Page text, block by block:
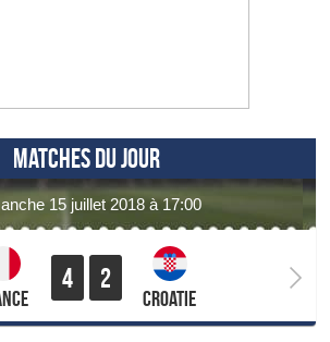
MATCHES DU JOUR
15 juillet 2018 à 17:00
4 2
Croatie